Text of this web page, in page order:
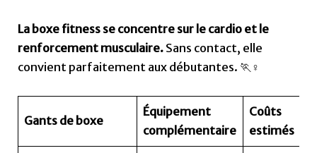
La boxe fitness se concentre sur le cardio et le
renforcement musculaire. Sans contact, elle
convient parfaitement aux débutantes. 🏃♀️
Gants de boxe
Équipement
complémentaire
Coûts
estimés